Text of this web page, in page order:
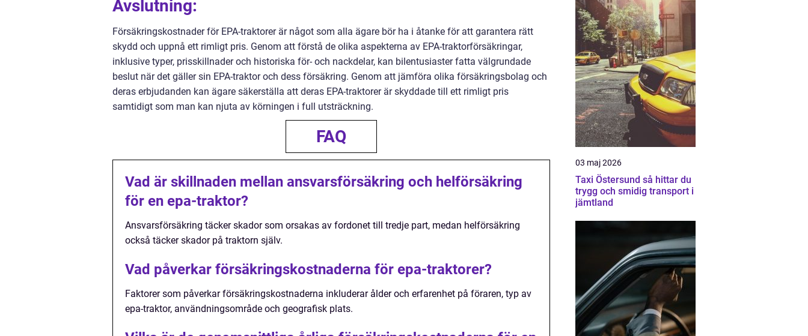
Avslutning:
Försäkringskostnader för EPA-traktorer är något som alla ägare bör ha i åtanke för att garantera rätt
skydd och uppnå ett rimligt pris. Genom att förstå de olika aspekterna av EPA-traktorförsäkringar,
inklusive typer, prisskillnader och historiska för- och nackdelar, kan bilentusiaster fatta välgrundade
beslut när det gäller sin EPA-traktor och dess försäkring. Genom att jämföra olika försäkringsbolag och
deras erbjudanden kan ägare säkerställa att deras EPA-traktorer är skyddade till ett rimligt pris
samtidigt som man kan njuta av körningen i full utsträckning.
FAQ
Vad är skillnaden mellan ansvarsförsäkring och helförsäkring
för en epa-traktor?
Ansvarsförsäkring täcker skador som orsakas av fordonet till tredje part, medan helförsäkring
också täcker skador på traktorn själv.
Vad påverkar försäkringskostnaderna för epa-traktorer?
Faktorer som påverkar försäkringskostnaderna inkluderar ålder och erfarenhet på föraren, typ av
epa-traktor, användningsområde och geografisk plats.
03 maj 2026
Taxi Östersund så hittar du
trygg och smidig transport i
jämtland